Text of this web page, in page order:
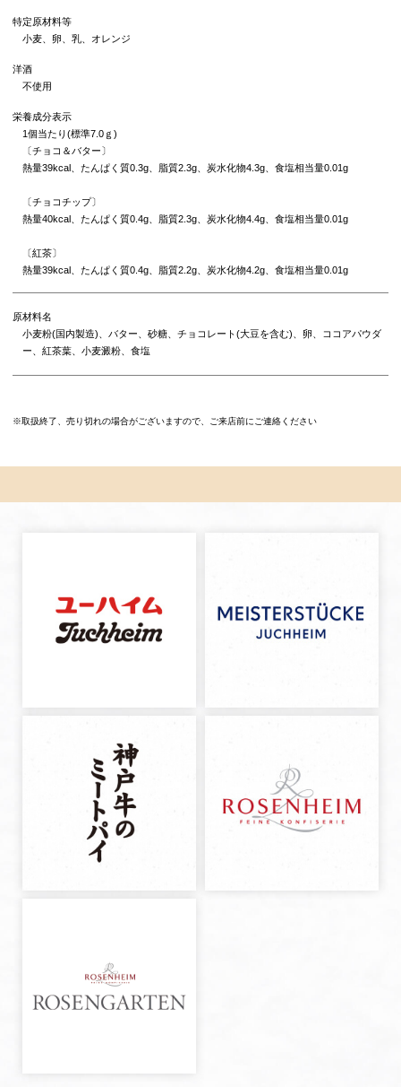
特定原材料等
小麦、卵、乳、オレンジ
洋酒
不使用
栄養成分表示
1個当たり(標準7.0ｇ)
〔チョコ＆バター〕
熱量39kcal、たんぱく質0.3g、脂質2.3g、炭水化物4.3g、食塩相当量0.01g
〔チョコチップ〕
熱量40kcal、たんぱく質0.4g、脂質2.3g、炭水化物4.4g、食塩相当量0.01g
〔紅茶〕
熱量39kcal、たんぱく質0.4g、脂質2.2g、炭水化物4.2g、食塩相当量0.01g
原材料名
小麦粉(国内製造)、バター、砂糖、チョコレート(大豆を含む)、卵、ココアパウダ
ー、紅茶葉、小麦澱粉、食塩
※取扱終了、売り切れの場合がございますので、ご来店前にご連絡ください